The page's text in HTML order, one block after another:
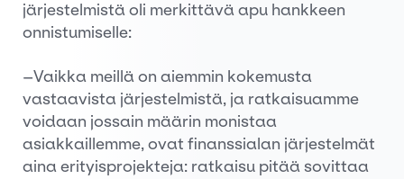
järjestelmistä oli merkittävä apu hankkeen
onnistumiselle:
–Vaikka meillä on aiemmin kokemusta
vastaavista järjestelmistä, ja ratkaisuamme
voidaan jossain määrin monistaa
asiakkaillemme, ovat finanssialan järjestelmät
aina erityisprojekteja: ratkaisu pitää sovittaa